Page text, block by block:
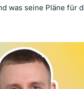
was seine Pläne für